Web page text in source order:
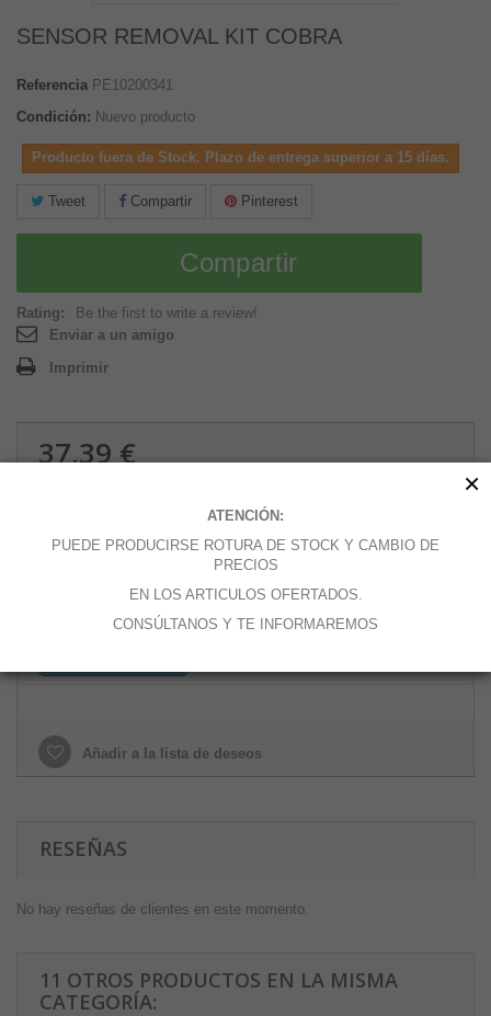
SENSOR REMOVAL KIT COBRA
Referencia PE10200341
Condición: Nuevo producto
Producto fuera de Stock. Plazo de entrega superior a 15 días.
Tweet Compartir Pinterest
Compartir
Rating:
Be the first to write a review!
Enviar a un amigo
Imprimir
37,39 €
Cantidad
Añadir a la lista de deseos
RESEÑAS
No hay reseñas de clientes en este momento.
11 OTROS PRODUCTOS EN LA MISMA
CATEGORÍA:
ATENCIÓN:
PUEDE PRODUCIRSE ROTURA DE STOCK Y CAMBIO DE
PRECIOS
EN LOS ARTICULOS OFERTADOS.
CONSÚLTANOS Y TE INFORMAREMOS
×